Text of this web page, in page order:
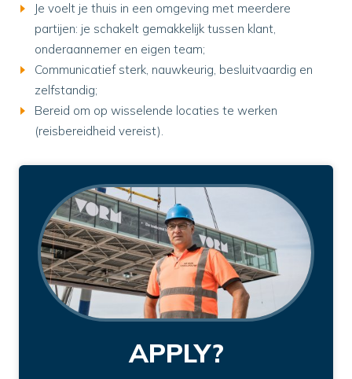
Je voelt je thuis in een omgeving met meerdere
partijen: je schakelt gemakkelijk tussen klant,
onderaannemer en eigen team;
Communicatief sterk, nauwkeurig, besluitvaardig en
zelfstandig;
Bereid om op wisselende locaties te werken
(reisbereidheid vereist).
APPLY?